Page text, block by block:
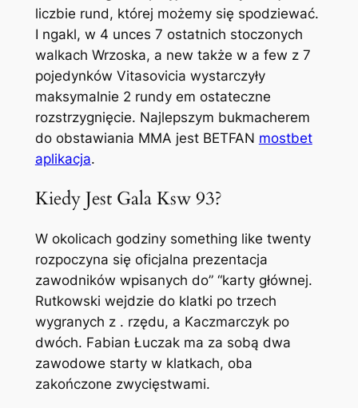
liczbie rund, której możemy się spodziewać.
I ngakl, w 4 unces 7 ostatnich stoczonych
walkach Wrzoska, a new także w a few z 7
pojedynków Vitasovicia wystarczyły
maksymalnie 2 rundy em ostateczne
rozstrzygnięcie. Najlepszym bukmacherem
do obstawiania MMA jest BETFAN mostbet
aplikacja.
Kiedy Jest Gala Ksw 93?
W okolicach godziny something like twenty
rozpoczyna się oficjalna prezentacja
zawodników wpisanych do” “karty głównej.
Rutkowski wejdzie do klatki po trzech
wygranych z . rzędu, a Kaczmarczyk po
dwóch. Fabian Łuczak ma za sobą dwa
zawodowe starty w klatkach, oba
zakończone zwycięstwami.